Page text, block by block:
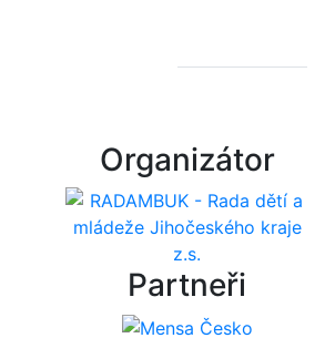
Organizátor
Partneři